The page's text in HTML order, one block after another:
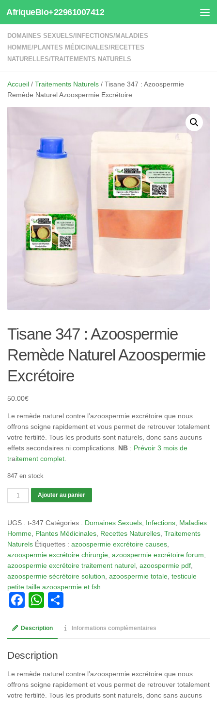
Au dessous du contenu
AfriqueBio+22961007412
DOMAINES SEXUELS/ INFECTIONS/MALADIES
HOMME/ PLANTES MÉDICINALES/ RECETTES
NATURELLES/TRAITEMENTS NATURELS
Accueil / Traitements Naturels / Tisane 347 : Azoospermie
Remède Naturel Azoospermie Excrétoire
Tisane 347 : Azoospermie
Remède Naturel Azoospermie
Excrétoire
50.00€
Le remède naturel contre l’azoospermie excrétoire que nous
offrons soigne rapidement et vous permet de retrouver totalement
votre fertilité. Tous les produits sont naturels, donc sans aucuns
effets secondaires ni complications. NB : Prévoir 3 mois de
traitement complet.
847 en stock
quantité
de
347
:
Azoospermie
Remède Naturel
Azoospermie
Excrétoire
Ajouter au panier
UGS : t-347 Catégories : Domaines Sexuels Infections Maladies
Homme Plantes Médicinales Recettes Naturelles Traitements
Naturels Étiquettes : azoospermie excrétoire causes
azoospermie excrétoire chirurgie azoospermie excrétoire forum
azoospermie excrétoire traitement naturel azoospermie pdf
azoospermie sécrétoire solution azoospermie totale testicule
petite taille azoospermie et fsh
Facebook
WhatsApp
Description Informations complémentaires
Description
Le remède naturel contre l’azoospermie excrétoire que nous
offrons soigne rapidement et vous permet de retrouver totalement
votre fertilité. Tous les produits sont naturels, donc sans aucuns